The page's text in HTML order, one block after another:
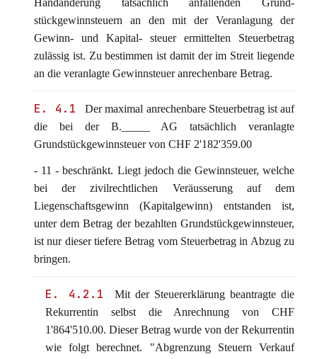
Handänderung tatsächlich anfallenden Grund-
stückgewinnsteuern an den mit der Veranlagung der
Gewinn- und Kapital- steuer ermittelten Steuerbetrag
zulässig ist. Zu bestimmen ist damit der im Streit liegende
an die veranlagte Gewinnsteuer anrechenbare Betrag.
E. 4.1
Der maximal anrechenbare Steuerbetrag ist auf
die bei der B._____ AG tatsächlich veranlagte
Grundstückgewinnsteuer von CHF 2'182'359.00
- 11 - beschränkt. Liegt jedoch die Gewinnsteuer, welche
bei der zivilrechtlichen Veräusserung auf dem
Liegenschaftsgewinn (Kapitalgewinn) entstanden ist,
unter dem Betrag der bezahlten Grundstückgewinnsteuer,
ist nur dieser tiefere Betrag vom Steuerbetrag in Abzug zu
bringen.
E. 4.2.1
Mit der Steuererklärung beantragte die
Rekurrentin selbst die Anrechnung von CHF
1'864'510.00. Dieser Betrag wurde von der Rekurrentin
wie folgt berechnet. "Abgrenzung Steuern Verkauf